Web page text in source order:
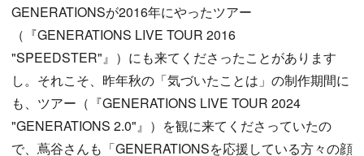
GENERATIONSが2016年にやったツアー
（『GENERATIONS LIVE TOUR 2016
"SPEEDSTER"』）にも来てくださったことがあります
し。それこそ、昨年秋の「気づいたことは」の制作期間に
も、ツアー（『GENERATIONS LIVE TOUR 2024
"GENERATIONS 2.0"』）を観に来てくださっていたの
で、蔦谷さんも「GENERATIONSを応援している方々の顔